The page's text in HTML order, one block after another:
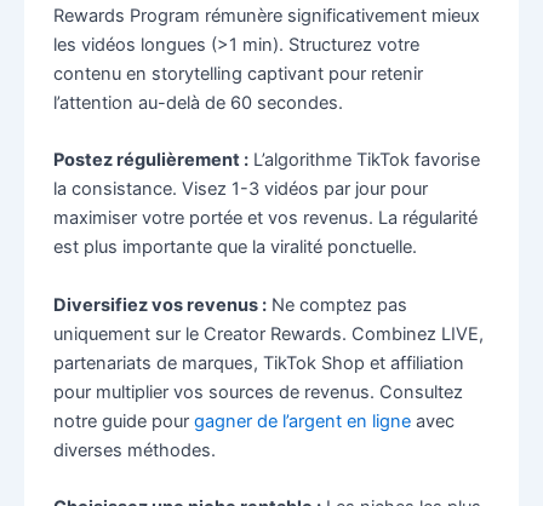
Rewards Program rémunère significativement mieux
les vidéos longues (>1 min). Structurez votre
contenu en storytelling captivant pour retenir
l’attention au-delà de 60 secondes.
Postez régulièrement :L’algorithme TikTok favorise
la consistance. Visez 1-3 vidéos par jour pour
maximiser votre portée et vos revenus. La régularité
est plus importante que la viralité ponctuelle.
Diversifiez vos revenus :Ne comptez pas
uniquement sur le Creator Rewards. Combinez LIVE,
partenariats de marques, TikTok Shop et affiliation
pour multiplier vos sources de revenus. Consultez
notre guide pour gagner de l’argent en ligneavec
diverses méthodes.